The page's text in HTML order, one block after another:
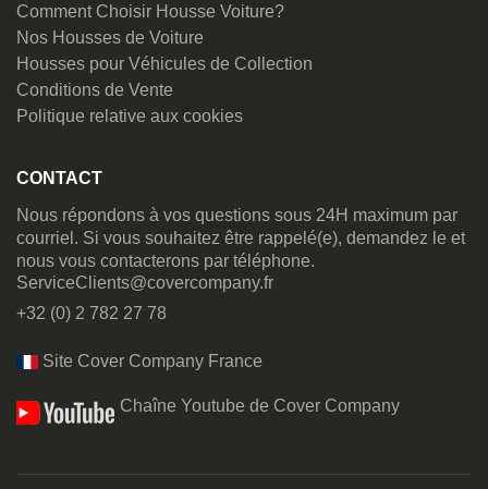
Comment Choisir Housse Voiture?
Nos Housses de Voiture
Housses pour Véhicules de Collection
Conditions de Vente
Politique relative aux cookies
CONTACT
Nous répondons à vos questions sous 24H maximum par
courriel. Si vous souhaitez être rappelé(e), demandez le et
nous vous contacterons par téléphone.
ServiceClients@covercompany.fr
+32 (0) 2 782 27 78
Site Cover Company France
Chaîne Youtube de Cover Company